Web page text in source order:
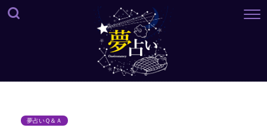
夢占いＱ＆Ａ